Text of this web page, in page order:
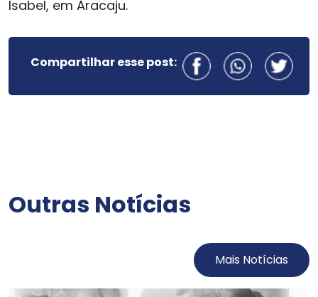
Isabel, em Aracaju.
Compartilhar esse post:
Outras Notícias
Mais Notícias